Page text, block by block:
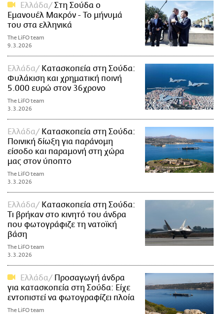
Ελλάδα
Στη Σούδα ο
Εμανουέλ Μακρόν - Το μήνυμά
του στα ελληνικά
The LiFO team
9.3.2026
Ελλάδα
Κατασκοπεία στη Σούδα:
Φυλάκιση και χρηματική ποινή
5.000 ευρώ στον 36χρονο
The LiFO team
3.3.2026
Ελλάδα
Κατασκοπεία στη Σούδα:
Ποινική δίωξη για παράνομη
είσοδο και παραμονή στη χώρα
μας στον ύποπτο
The LiFO team
3.3.2026
Ελλάδα
Κατασκοπεία στη Σούδα:
Τι βρήκαν στο κινητό του άνδρα
που φωτογράφιζε τη νατοϊκή
βάση
The LiFO team
3.3.2026
Ελλάδα
Προσαγωγή άνδρα
για κατασκοπεία στη Σούδα: Είχε
εντοπιστεί να φωτογραφίζει πλοία
The LiFO team